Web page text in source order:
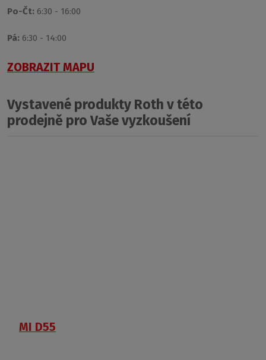
Po-Čt: 6:30 - 16:00
Pá: 6:30 - 14:00
ZOBRAZIT MAPU
Vystavené produkty Roth v této
prodejně pro Vaše vyzkoušení
MI D55